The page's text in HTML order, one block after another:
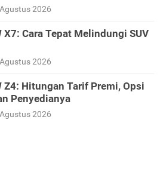
2026
Cara Tepat Melindungi SUV
2026
Hitungan Tarif Premi, Opsi
Penyedianya
2026